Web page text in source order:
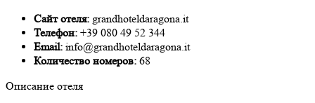
Сайт отеля: grandhoteldaragona.it
Телефон: +39 080 49 52 344
Email: info@grandhoteldaragona.it
Количество номеров: 68
Описание отеля